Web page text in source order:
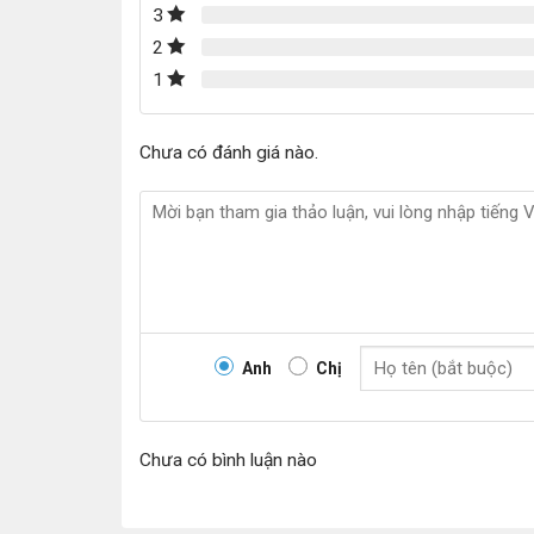
3
2
1
Chưa có đánh giá nào.
Anh Chị
Chưa có bình luận nào